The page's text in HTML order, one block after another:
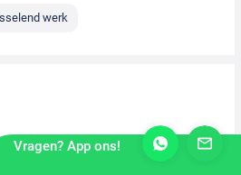
werk
Vragen? App ons!